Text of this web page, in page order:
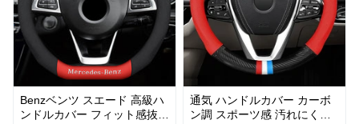
Benzベンツ スエード 高級ハ
ンドルカバー フィット感抜群
通気 ハンドルカバー カーボ
ン調 スポーツ感 汚れにくい